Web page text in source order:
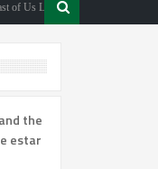
Edition
the
estar